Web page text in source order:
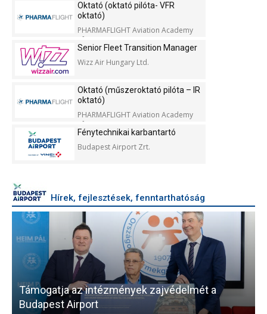
Oktató (oktató pilóta- VFR
oktató)
PHARMAFLIGHT Aviation Academy
Kft.
Senior Fleet Transition Manager
Wizz Air Hungary Ltd.
Oktató (műszeroktató pilóta – IR
oktató)
PHARMAFLIGHT Aviation Academy
Kft.
Fénytechnikai karbantartó
Budapest Airport Zrt.
Hírek, fejlesztések, fenntarthatóság
Támogatja az intézmények zajvédelmét a
Budapest Airport